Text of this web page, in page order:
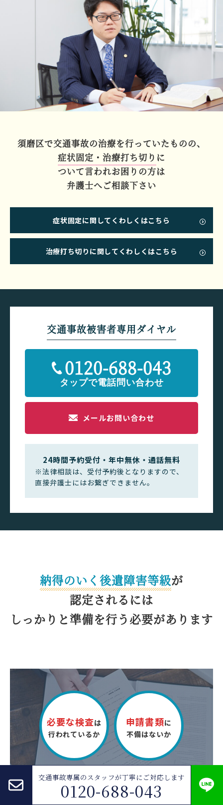
須磨区で交通事故の治療を行っていたものの、
症状固定・治療打ち切り に
ついて言われお困りの方は
弁護士へご相談下さい
症状固定に関してくわしくはこちら
治療打ち切りに関してくわしくはこちら
交通事故被害者専用ダイヤル
0120-688-043
メールお問い合わせ
24時間予約受付・年中無休・通話無料
※法律相談は、受付予約後となりますので、
直接弁護士にはお繋ぎできません。
納得のいく後遺障害等級が
認定されるには
しっかりと準備を行う必要があります
必要な検査は
行われているか
申請書類に
不備はないか
交通事故専属のスタッフが丁寧にご対応します
0120-688-043